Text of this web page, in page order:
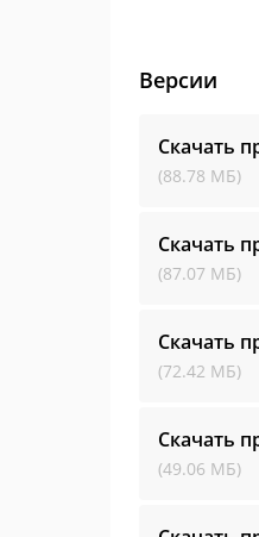
Версии
Скачать
(88.78 МБ)
Скачать
(87.07 МБ)
Скачать
(72.42 МБ)
Скачать
(49.06 МБ)